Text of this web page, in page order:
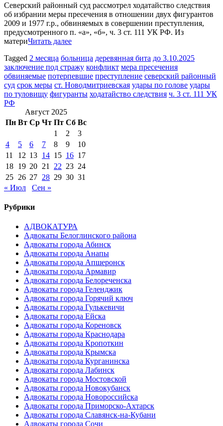
Северский районный суд рассмотрел ходатайство следствия
об избрании меры пресечения в отношении двух фигурантов
2009 и 1977 г.р., обвиняемых в совершении преступления,
предусмотренного п. «а», «б», ч. 3 ст. 111 УК РФ. Из
материЧитать далее
Tagged 2 месяца больница деревянная бита до 3.10.2025
заключение под стражу конфликт мера пресечения
обвиняемые потерпевшие преступление северский районный
суд срок меры ст. Новодмитриевская удары по голове удары
по туловищу фигуранты ходатайство следствия ч. 3 ст. 111 УК
РФ
Август 2025
Пн Вт Ср Чт Пт Сб Вс
1
2
3
4
5 6 7 8 9
10
11
12 13 14 15 16 17
18 19 20 21 22 23 24
25 26 27 28 29 30 31
« Июл
Сен »
Рубрики
АДВОКАТУРА
Адвокаты Белоглинского района
Адвокаты города Абинск
Адвокаты города Анапы
Адвокаты города Апшеронск
Адвокаты города Армавир
Адвокаты города Белореченска
Адвокаты города Геленджик
Адвокаты города Горячий ключ
Адвокаты города Гулькевичи
Адвокаты города Ейска
Адвокаты города Кореновск
Адвокаты города Краснодара
Адвокаты города Кропоткин
Адвокаты города Крымска
Адвокаты города Курганинска
Адвокаты города Лабинск
Адвокаты города Мостовской
Адвокаты города Новокубанск
Адвокаты города Новороссийска
Адвокаты города Приморско-Ахтарск
Адвокаты города Славянск-на-Кубани
Адвокаты города Сочи